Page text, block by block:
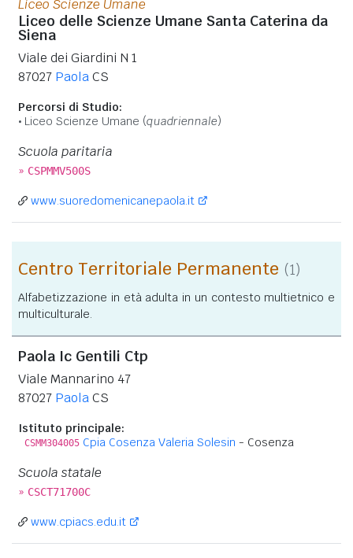
Liceo Scienze Umane
Liceo delle Scienze Umane Santa Caterina da
Siena
Viale dei Giardini N 1
87027 PaolaCS
Percorsi di Studio:
Liceo Scienze Umane (quadriennale)
Scuola paritaria
» CSPMMV500S
www.suoredomenicanepaola.it
Centro Territoriale Permanente (1)
Alfabetizzazione in età adulta in un contesto multietnico e
multiculturale.
Paola Ic Gentili Ctp
Viale Mannarino 47
87027 PaolaCS
Istituto principale:
CSMM304005 Cpia Cosenza Valeria Solesin - Cosenza
Scuola statale
» CSCT71700C
www.cpiacs.edu.it